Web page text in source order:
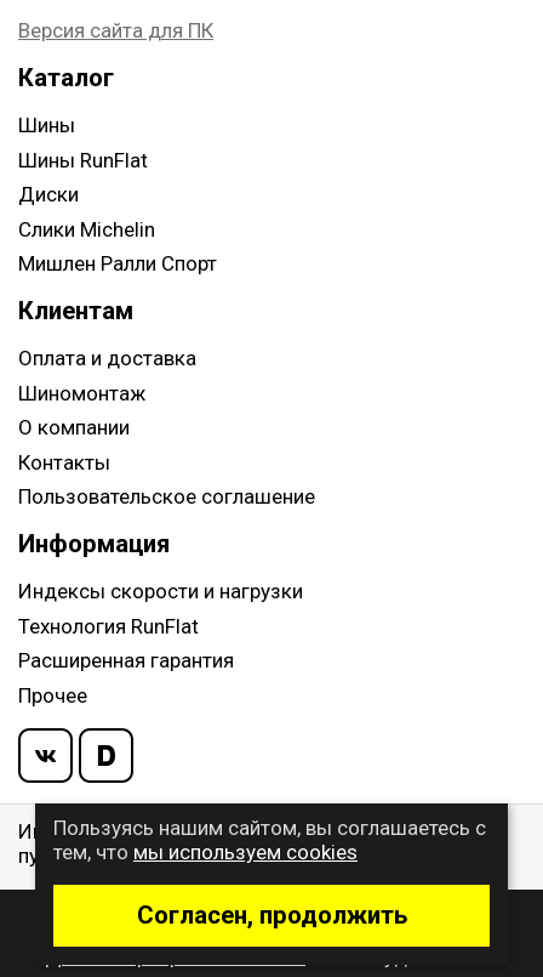
Версия сайта для ПК
Каталог
Шины
Шины RunFlat
Диски
Слики Michelin
Мишлен Ралли Спорт
Клиентам
Оплата и доставка
Шиномонтаж
О компании
Контакты
Пользовательское соглашение
Информация
Индексы скорости и нагрузки
Технология RunFlat
Расширенная гарантия
Прочее
Информация указанная на сайте, не является
публичной офертой, определяемой ст. 437 ГК РФ
© 2009 - 2026 Buywheel.ru
Пользуясь нашим сайтом, вы соглашаетесь с
тем, что мы используем cookies
Согласен, продолжить